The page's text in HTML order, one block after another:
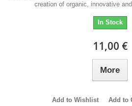
creation of organic, innovative
In Stock
11,00 €
More
Add to Wishlist Add to